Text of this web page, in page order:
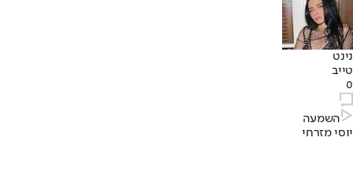
נינט
טייב
0
השמעה
יוסי מזרחי